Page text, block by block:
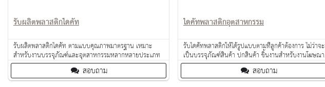
รับผลิตพลาสติกไดคัท
รับผลิตพลาสติกไดคัท ตามแบบคุณภาพมาตรฐาน เหมาะ
สำหรับงานบรรจุภัณฑ์และอุตสาหกรรมหลากหลายประเภท
สอบถาม
ไดคัทพลาสติกอุตสาหกรรม
รับไดคัทพลาสติกให้ได้รูปแบบตามที่ลูกค้าต้องการ ไม่ว่าจะ
เป็นบรรจุภัณฑ์สินค้า ปกสินค้า ชิ้นงานสำหรับงานโฆษณา
แผ่นพลาสติกกันกระแทก สอบถาม